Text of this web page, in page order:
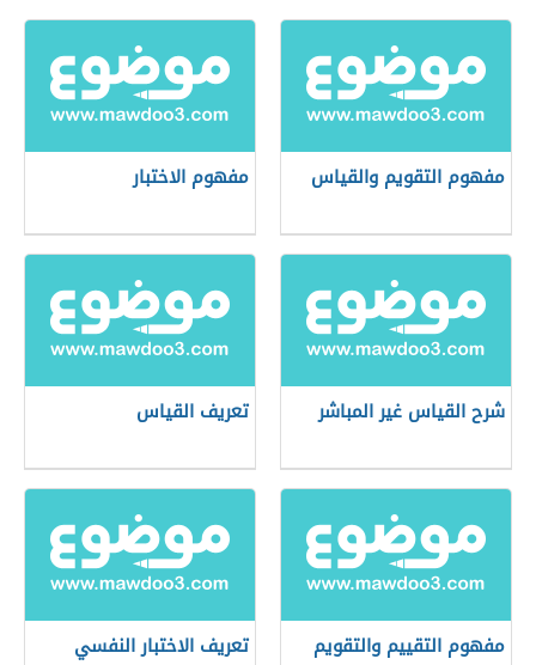
مفهوم التقويم والقياس مفهوم الاختبار
شرح القياس غير المباشر تعريف القياس
مفهوم التقييم والتقويم تعريف الاختبار النفسي